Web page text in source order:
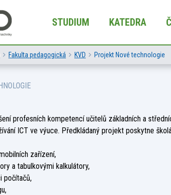
STUDIUM KATEDRA
Fakulta pedagogická KVD Projekt Nové technologie
profesních kompetencí učitelů základních a
ICT ve výuce. Předkládaný projekt poskytne
zařízení,
a tabulkovými kalkulátory,
počítačů,